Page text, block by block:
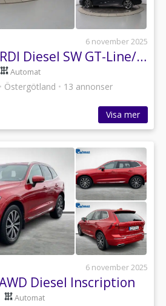
6 november 2025
Kia Cee'd 1,6 CRDI Diesel SW GT-Line/S&Vhjul
Automat
• Östergötland • 13 annonser
Visa mer
6 november 2025
Diesel Inscription
Automat